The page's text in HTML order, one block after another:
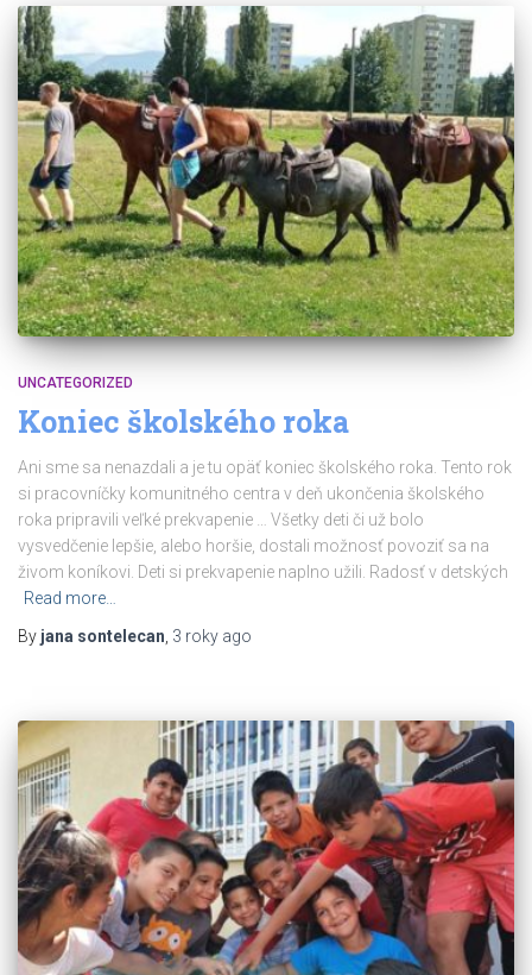
UNCATEGORIZED
Koniec školského roka
Ani sme sa nenazdali a je tu opäť koniec školského roka. Tento rok
si pracovníčky komunitného centra v deň ukončenia školského
roka pripravili veľké prekvapenie … Všetky deti či už bolo
vysvedčenie lepšie, alebo horšie, dostali možnosť povoziť sa na
živom koníkovi. Deti si prekvapenie naplno užili. Radosť v detských
Read more…
By jana sontelecan, 3 roky ago